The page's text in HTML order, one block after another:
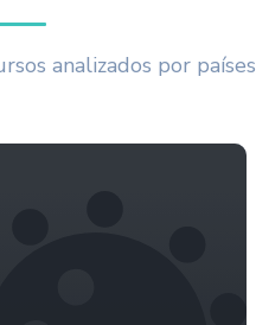
analizados por países